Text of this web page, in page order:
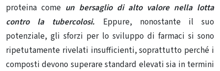
proteina come un bersaglio di alto valore nella lotta
contro la tubercolosi. Eppure, nonostante il suo
potenziale, gli sforzi per lo sviluppo di farmaci si sono
ripetutamente rivelati insufficienti, soprattutto perché i
composti devono superare standard elevati sia in termini